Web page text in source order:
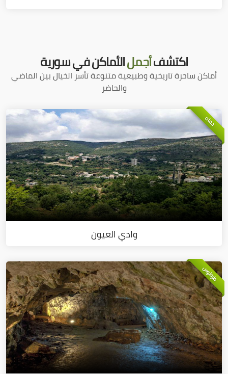
اكتشفأجملالأماكن في سورية
أماكن ساحرة تاريخية وطبيعية متنوعة تأسر الخيال بين الماضي
والحاضر
حماه
وادي العيون
طرطوس